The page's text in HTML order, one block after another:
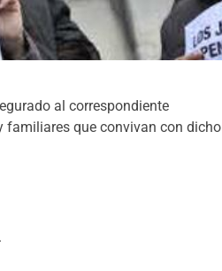
al correspondiente
familiares que convivan con dicho